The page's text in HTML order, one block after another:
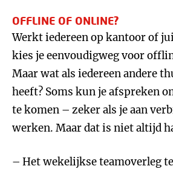
OFFLINE OF ONLINE?
Werkt iedereen op kantoor of
kies je eenvoudigweg voor
Maar wat als iedereen andere
heeft? Soms kun je afspreken
te komen – zeker als je aan
werken. Maar dat is niet altijd
– Het wekelijkse teamoverleg